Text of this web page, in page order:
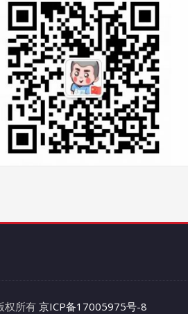
权所有 京ICP备17005975号-8